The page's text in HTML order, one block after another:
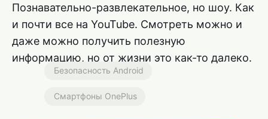
Познавательно-развлекательное, но шоу. Как
и почти все на YouTube. Смотреть можно и
даже можно получить полезную
информацию, но от жизни это как-то далеко.
Безопасность Android
Смартфоны OnePlus